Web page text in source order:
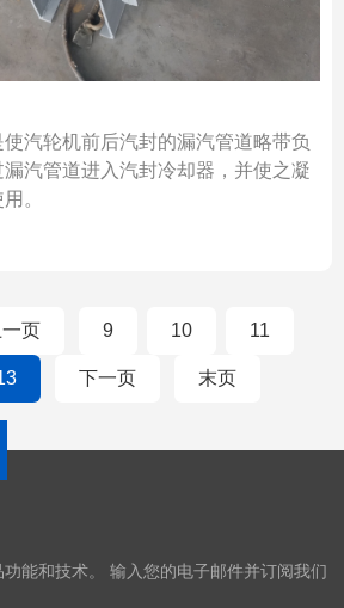
汽轮机前后汽封的漏汽管道略带负
汽管道进入汽封冷却器，并使之凝
。
一页 9 10 11
下一页 末页
能和技术。 输入您的电子邮件并订阅我们